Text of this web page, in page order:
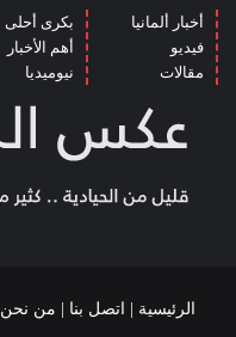
أخبار ألمانيا
فيديو
مقالات
بكرى أحلى
أهم الأخبار
نيوميديا
الرئيسية اتصل بنا من نحن